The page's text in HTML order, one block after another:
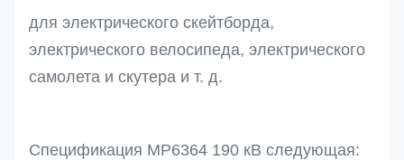
для электрического скейтборда,
электрического велосипеда, электрического
самолета и скутера и т. д.
Спецификация MP6364 190 кВ следующая: